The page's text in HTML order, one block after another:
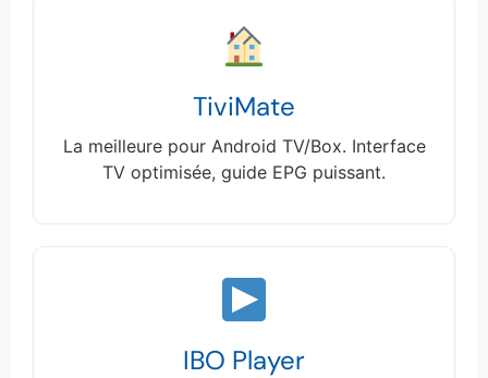
TiviMate
La meilleure pour Android TV/Box. Interface
TV optimisée, guide EPG puissant.
IBO Player